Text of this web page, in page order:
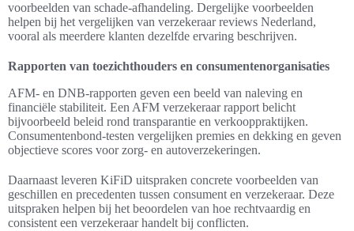
voorbeelden van schade-afhandeling. Dergelijke voorbeelden
helpen bij het vergelijken van verzekeraar reviews Nederland,
vooral als meerdere klanten dezelfde ervaring beschrijven.
Rapporten van toezichthouders en consumentenorganisaties
AFM- en DNB-rapporten geven een beeld van naleving en
financiële stabiliteit. Een AFM verzekeraar rapport belicht
bijvoorbeeld beleid rond transparantie en verkooppraktijken.
Consumentenbond-testen vergelijken premies en dekking en geven
objectieve scores voor zorg- en autoverzekeringen.
Daarnaast leveren KiFiD uitspraken concrete voorbeelden van
geschillen en precedenten tussen consument en verzekeraar. Deze
uitspraken helpen bij het beoordelen van hoe rechtvaardig en
consistent een verzekeraar handelt bij conflicten.